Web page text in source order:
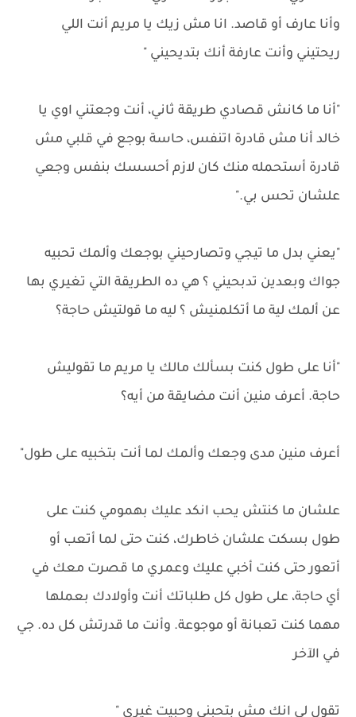
وأنا عارف أو قاصد. انا مش زيك يا مريم أنت اللي
ريحتيني وأنت عارفة أنك بتديحيني "
"أنا ما كانش قصادي طريقة ثاني، أنت وجعتني اوي يا
خالد أنا مش قادرة اتنفس، حاسة بوجع في قلبي مش
قادرة أستحمله منك كان لازم أحسسك بنفس وجعي
علشان تحس بي."
"يعني بدل ما تيجي وتصارحيني بوجعك وألمك تحبيه
جواك وبعدين تدبحيني ؟ هي ده الطريقة التي تغيري بها
عن ألمك لية ما أتكلمنيش ؟ ليه ما قولتيش حاجة؟
"أنا على طول كنت بسألك مالك يا مريم ما تقوليش
حاجة. أعرف منين أنت مضايقة من أيه؟
أعرف منين مدى وجعك وألمك لما أنت بتخبيه على طول"
علشان ما كنتش يحب انكد عليك بهمومي كنت على
طول بسكت علشان خاطرك، كنت حتى لما أتعب أو
أتعور حتى كنت أخبي عليك وعمري ما قصرت معك في
أي حاجة، على طول كل طلباتك أنت وأولادك بعملها
مهما كنت تعبانة أو موجوعة. وأنت ما قدرتش كل ده. جي
في الآخر
تقول لي انك مش بتحبني وحبيت غيري "